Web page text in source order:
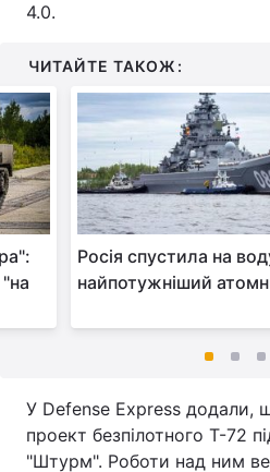
4.0.
ЧИТАЙТЕ ТАКОЖ:
Росія спустила на
найпотужніший
У Defense Express додали,
проект безпілотного Т-72
"Штурм". Роботи над ним